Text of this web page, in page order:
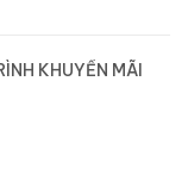
KHUYẾN MÃI